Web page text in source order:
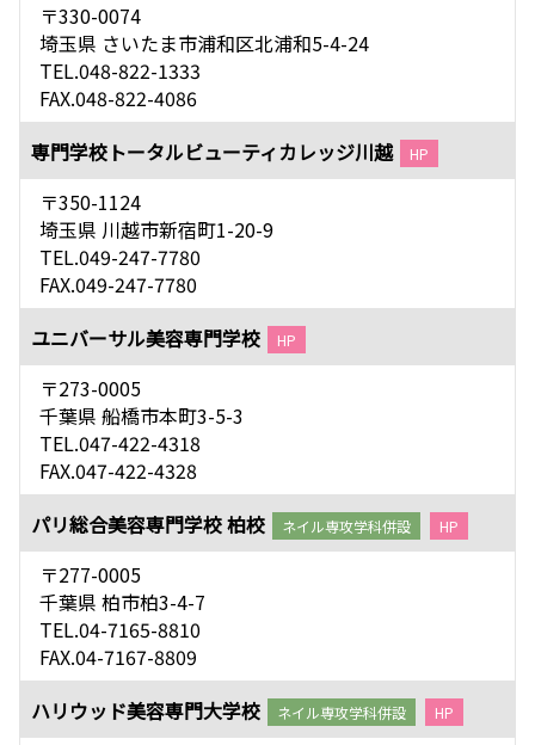
〒330-0074
埼玉県 さいたま市浦和区北浦和5-4-24
TEL.048-822-1333
FAX.048-822-4086
専門学校トータルビューティカレッジ川越
HP
〒350-1124
埼玉県 川越市新宿町1-20-9
TEL.049-247-7780
FAX.049-247-7780
ユニバーサル美容専門学校
HP
〒273-0005
千葉県 船橋市本町3-5-3
TEL.047-422-4318
FAX.047-422-4328
パリ総合美容専門学校 柏校
ネイル専攻学科併設 HP
〒277-0005
千葉県 柏市柏3-4-7
TEL.04-7165-8810
FAX.04-7167-8809
ハリウッド美容専門大学校
ネイル専攻学科併設 HP